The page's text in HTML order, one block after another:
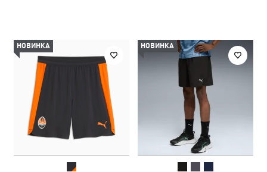
НОВИНКА НОВИНКА